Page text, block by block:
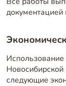
документацией
Новосибирской
следующие